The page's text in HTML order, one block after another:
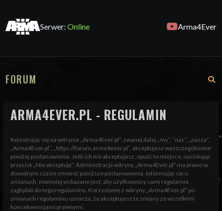
Serwer:Online Arma4Ever
FORUM
ARMA4EVER.PL - REGULAMIN
Rejestrując się na witrynie „Arma4Ever.pl”, zwanej dalej „my”, ”nas”, „nasza”,
„Arma4Ever.pl”, „https://forum.arma4ever.pl”, akceptujesz wyszczególnione
poniżej postanowienia. Jeśli ich nie akceptujesz, opuść to miejsce, naciskając
przycisk „Nie akceptuję”. Administracja witryny „Arma4Ever.pl” ma prawo w
dowolnym czasie zmienić poniższe postanowienia, informując cię o
zmianach, niemniej wskazane jest, aby użytkownicy sami regularnie
zaglądali do tego regulaminu. Korzystanie z witryny „Arma4Ever.pl” po
zmianach regulaminu oznacza, że akceptujesz te zmiany ze wszelkimi
konsekwencjami prawnymi.